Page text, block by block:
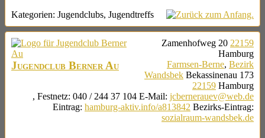
Kategorien: Jugendclubs, Jugendtreffs
Jugendclub Berner Au
Zamenhofweg 20 22159
Hamburg
Farmsen-Berne, Bezirk
Wandsbek Bekassinenau 173
22159 Hamburg
, Festnetz: 040 / 244 37 104 E-Mail: jcbernerauev@web.de
Eintrag: hamburg-aktiv.info/a813842 Bezirks-Eintrag:
sozialraum-wandsbek.de